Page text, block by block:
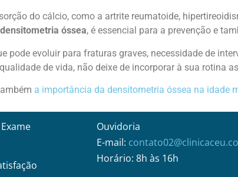
do cálcio, como a artrite reumatoide,
densitometria óssea, é essencial para a prevenção e
pode evoluir para fraturas graves, necessidade de
de vida, não deixe de incorporar à sua rotina
a importância da densitometria óssea na idade
Ouvidoria
E-mail:
Horário: 8h às 16h